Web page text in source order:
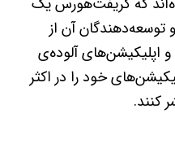
توسعه‌دهندگان آن از
اپلیکیشن‌های آلوده‌ی
خود را در اکثر
کنند.